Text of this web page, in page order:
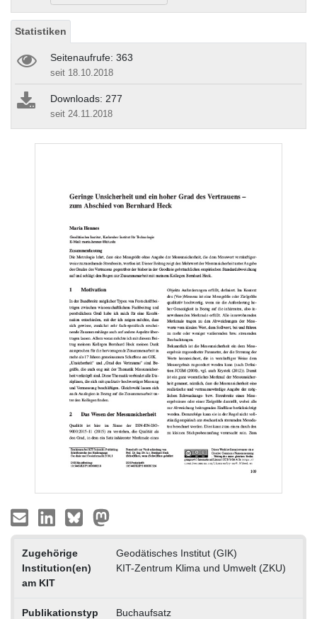
Statistiken
Seitenaufrufe: 363
seit 18.10.2018
Downloads: 277
seit 24.11.2018
Zugehörige
Institution(en)
am KIT
Geodätisches Institut (GIK)
KIT-Zentrum Klima und Umwelt (ZKU)
Publikationstyp Buchaufsatz